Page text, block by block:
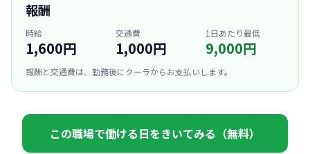
報酬
時給
1,600円
交通費
1,000円
1日あたり最低
9,000円
報酬と交通費は、勤務後にクーラからお支払いします。
この職場で働ける日をきいてみる（無料）